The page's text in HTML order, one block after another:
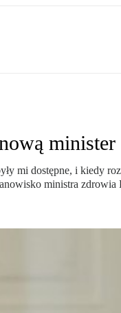
mi dostępne, i kiedy
ministra